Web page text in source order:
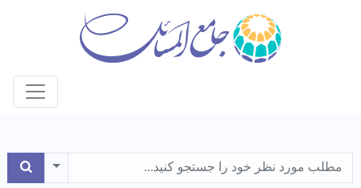
Dropdown